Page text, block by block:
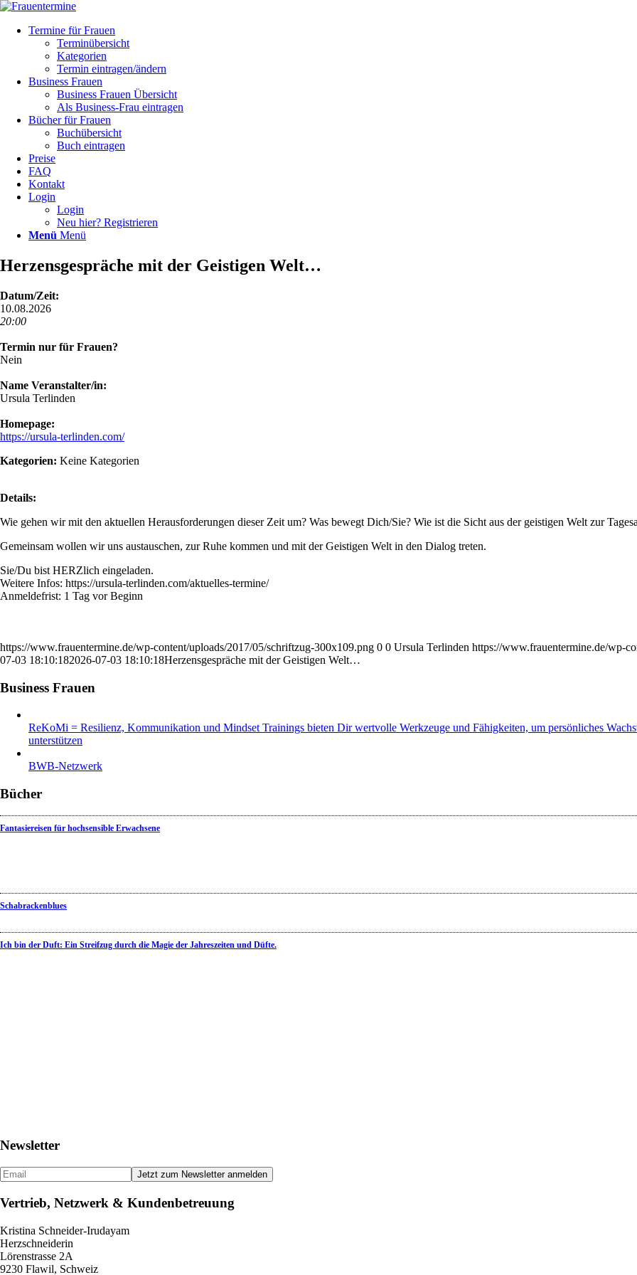
Termine für Frauen
Terminübersicht
Kategorien
Termin eintragen/ändern
Business Frauen
Business Frauen Übersicht
Als Business-Frau eintragen
Bücher für Frauen
Buchübersicht
Buch eintragen
Preise
FAQ
Kontakt
Login
Login
Neu hier? Registrieren
Menü Menü
Herzensgespräche mit der Geistigen Welt…
Datum/Zeit:
10.08.2026
20:00
Termin nur für Frauen?
Nein
Name Veranstalter/in:
Ursula Terlinden
Homepage:
https://ursula-terlinden.com/
Kategorien: Keine Kategorien
Details:
Wie gehen wir mit den aktuellen Herausforderungen dieser Zeit um? Was bewegt Dich/Sie? Wie ist die Sicht aus der geistigen Welt zur
Gemeinsam wollen wir uns austauschen, zur Ruhe kommen und mit der Geistigen Welt in den Dialog treten.
Sie/Du bist HERZlich eingeladen.
Weitere Infos: https://ursula-terlinden.com/aktuelles-termine/
Anmeldefrist: 1 Tag vor Beginn
https://www.frauentermine.de/wp-content/uploads/2017/05/schriftzug-300x109.png 0 0 Ursula Terlinden https://www.frauentermine.de/wp-
07-03 18:10:182026-07-03 18:10:18Herzensgespräche mit der Geistigen Welt…
Business Frauen
ReKoMi = Resilienz, Kommunikation und Mindset Trainings bieten Dir wertvolle Werkzeuge und Fähigkeiten, um persönliches
unterstützen
BWB-Netzwerk
Bücher
Fantasiereisen für hochsensible Erwachsene
Schabrackenblues
Ich bin der Duft: Ein Streifzug durch die Magie der Jahreszeiten und Düfte.
Newsletter
Vertrieb, Netzwerk & Kundenbetreuung
Kristina Schneider-Irudayam
Herzschneiderin
Lörenstrasse 2A
9230 Flawil, Schweiz